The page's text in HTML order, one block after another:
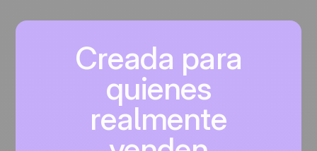
Creada para
quienes
realmente